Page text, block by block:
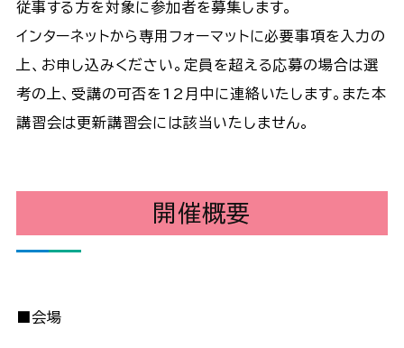
従事する方を対象に参加者を募集します。
インターネットから専用フォーマットに必要事項を入力の
上、お申し込みください。定員を超える応募の場合は選
考の上、受講の可否を12月中に連絡いたします。また本
講習会は更新講習会には該当いたしません。
開催概要
■会場